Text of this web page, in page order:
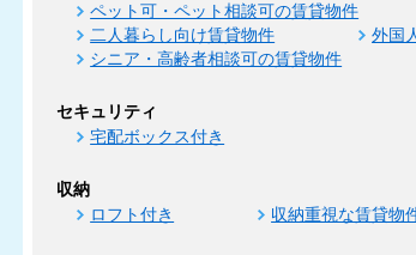
ペット可・ペット相談可の賃貸物件
二人暮らし向け賃貸物件
外国
シニア・高齢者相談可の賃貸物件
セキュリティ
宅配ボックス付き
収納
ロフト付き 収納重視な賃貸物